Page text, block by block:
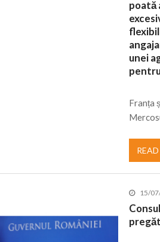
poată
unei
Franța
15/